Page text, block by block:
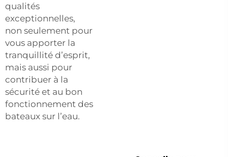
qualités
exceptionnelles,
non seulement pour
vous apporter la
tranquillité d’esprit,
mais aussi pour
contribuer à la
sécurité et au bon
fonctionnement des
bateaux sur l’eau.